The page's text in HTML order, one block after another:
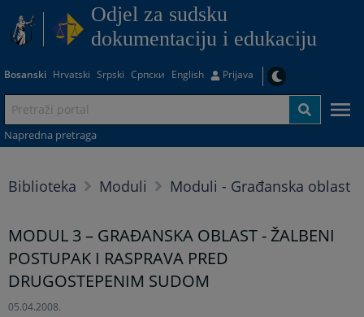
Odjel za sudsku
dokumentaciju i edukaciju
Bosanski Hrvatski Srpski Српски English Prijava
Napredna pretraga
Biblioteka Moduli Moduli - Građanska oblast
MODUL 3 – GRAĐANSKA OBLAST - ŽALBENI
POSTUPAK I RASPRAVA PRED
DRUGOSTEPENIM SUDOM
05.04.2008.